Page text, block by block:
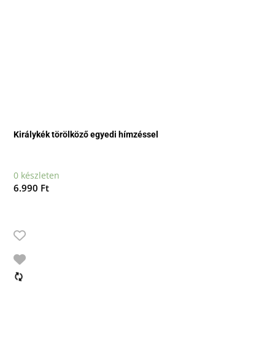
Királykék törölköző egyedi hímzéssel
0 készleten
6.990 Ft